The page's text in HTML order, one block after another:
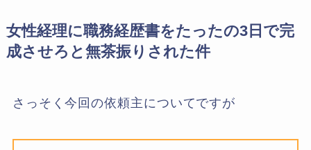
女性経理に職務経歴書をたったの3日で完
成させろと無茶振りされた件
さっそく今回の依頼主についてですが